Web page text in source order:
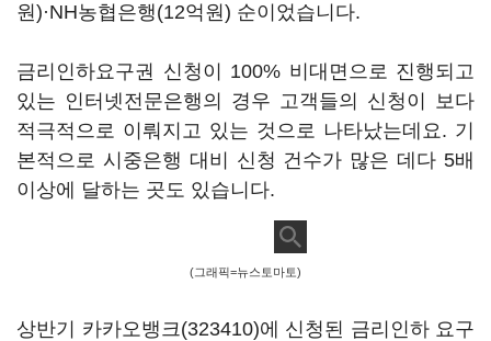
원)·NH농협은행(12억원) 순이었습니다.
금리인하요구권 신청이 100% 비대면으로 진행되고
있는 인터넷전문은행의 경우 고객들의 신청이 보다
적극적으로 이뤄지고 있는 것으로 나타났는데요. 기
본적으로 시중은행 대비 신청 건수가 많은 데다 5배
이상에 달하는 곳도 있습니다.
(그래픽=뉴스토마토)
상반기 카카오뱅크(323410)에 신청된 금리인하 요구